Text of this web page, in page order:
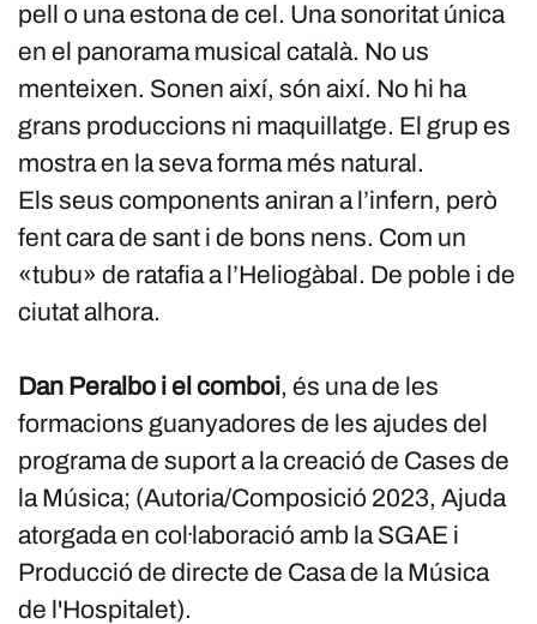
pell o una estona de cel. Una sonoritat única
en el panorama musical català. No us
menteixen. Sonen així, són així. No hi ha
grans produccions ni maquillatge. El grup es
mostra en la seva forma més natural.
Els seus components aniran a l’infern, però
fent cara de sant i de bons nens. Com un
«tubu» de ratafia a l’Heliogàbal. De poble i de
ciutat alhora.
Dan Peralbo i el comboi, és una de les
formacions guanyadores de les ajudes del
programa de suport a la creació de Cases de
la Música; (Autoria/Composició 2023, Ajuda
atorgada en col·laboració amb la SGAE i
Producció de directe de Casa de la Música
de l'Hospitalet).